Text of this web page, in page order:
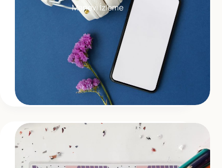
Manevi İzleme